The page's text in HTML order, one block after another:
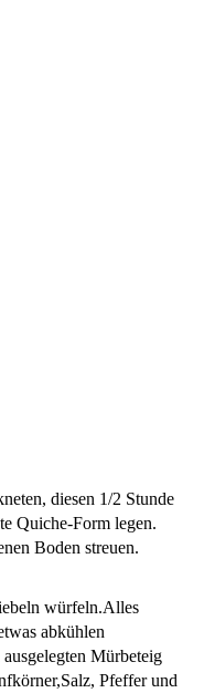
diesen 1/2 Stunde
Quiche-Form legen.
Boden streuen.
würfeln.Alles
abkühlen
Mürbeteig
Pfeffer und